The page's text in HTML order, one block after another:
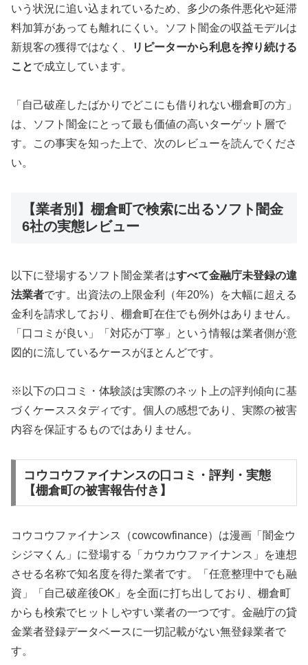
いう状況に追い込まれているため、多少の条件悪化や延滞
料加算があっても離れにくい。ソフト闇金の収益モデルは
新規客の獲得ではなく、
リピーターから利息を搾り続ける
ことで成立しています。
「自己破産したばかりでどこにも借りれない棚倉町の方」
は、ソフト闇金にとって最も価値の高いターゲット層で
す。この事実を知った上で、次のレビューを読んでくださ
い。
【業者別】棚倉町で検索に出るソフト闇金
6社の実態レビュー
以下に登場するソフト闇金業者はすべて金融庁未登録の違
法業者です。出資法の上限金利（年20%）を大幅に超える
金利を請求しており、棚倉町在住でも例外はありません。
「口コミが良い」「対応が丁寧」という情報は業者側が意
図的に流しているケースがほとんどです。
※以下の口コミ・体験談は実際のネット上の評判傾向に基
づくケーススタディです。個人の感想であり、実際の被害
内容を保証するものではありません。
コウコウファイナンスの口コミ・評判・実態
【棚倉町の被害報告付き】
コウコウファイナンス（cowcowfinance）は漫画「闇金ウ
シジマくん」に登場する「カウカウファイナンス」を連想
させる名称で知名度を得た業者です。「任意整理中でも融
資」「自己破産後OK」を全面に打ち出しており、棚倉町
からも検索でヒットしやすい業者の一つです。金融庁の貸
金業者登録データベースに一切記載がない無登録業者で
す。